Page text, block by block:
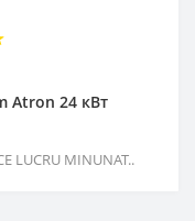
Atron 24 кВт
LUCRU MINUNAT..